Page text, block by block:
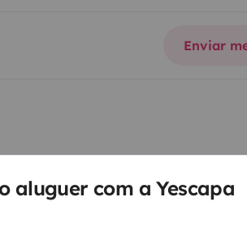
aluguer com a Yescapa
portátil ou se monta uma
um chuveiro para tomar
disponível a 220V e a
cá de casa!
Sou alta, mas apesar de ter
Enviar